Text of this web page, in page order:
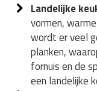
Landelijke
vormen,
wordt er veel
planken,
fornuis en de
een landelijke